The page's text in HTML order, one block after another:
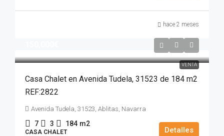
hace 2 meses
VENTA
Casa Chalet en Avenida Tudela, 31523 de 184 m2
REF:2822
Avenida Tudela, 31523, Ablitas, Navarra
7 3 184 m2
CASA CHALET Detalles